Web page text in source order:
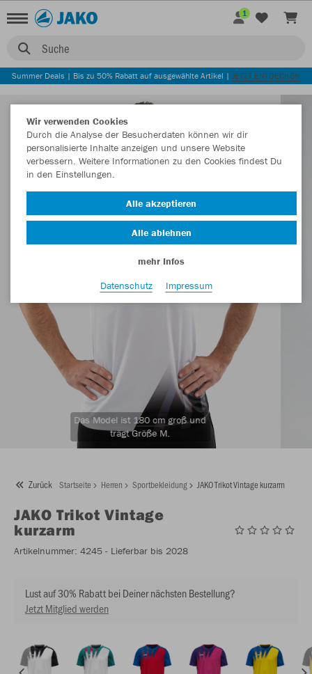
Suche
1
Summer Deals | Bis zu 50% Rabatt auf ausgewählte Artikel | JETZT ENTDECKEN
Das Model ist 180 cm groß und
trägt Größe M.
Zurück Startseite Herren Sportbekleidung JAKO Trikot Vintage kurzarm
JAKO Trikot Vintage
kurzarm
Artikelnummer: 4245 - Lieferbar bis 2028
Lust auf 30% Rabatt bei Deiner nächsten Bestellung?
Jetzt Mitglied werden
Wir verwenden Cookies
Durch die Analyse der Besucherdaten können wir dir
personalisierte Inhalte anzeigen und unsere Website
verbessern. Weitere Informationen zu den Cookies findest Du
in den Einstellungen.
Alle akzeptieren
Alle ablehnen
mehr Infos
Datenschutz
Impressum